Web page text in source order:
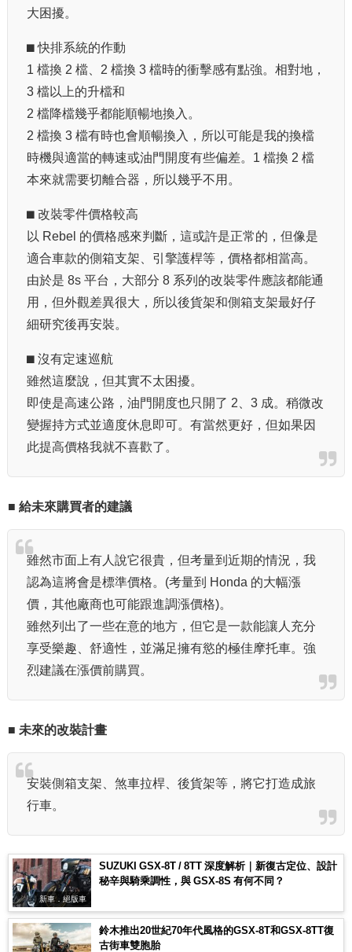
大困擾。
⬛︎ 快排系統的作動
1 檔換 2 檔、2 檔換 3 檔時的衝擊感有點強。相對地，
3 檔以上的升檔和
2 檔降檔幾乎都能順暢地換入。
2 檔換 3 檔有時也會順暢換入，所以可能是我的換檔
時機與適當的轉速或油門開度有些偏差。1 檔換 2 檔
本來就需要切離合器，所以幾乎不用。
⬛︎ 改裝零件價格較高
以 Rebel 的價格感來判斷，這或許是正常的，但像是
適合車款的側箱支架、引擎護桿等，價格都相當高。
由於是 8s 平台，大部分 8 系列的改裝零件應該都能通
用，但外觀差異很大，所以後貨架和側箱支架最好仔
細研究後再安裝。
⬛︎ 沒有定速巡航
雖然這麼說，但其實不太困擾。
即使是高速公路，油門開度也只開了 2、3 成。稍微改
變握持方式並適度休息即可。有當然更好，但如果因
此提高價格我就不喜歡了。
■ 給未來購買者的建議
雖然市面上有人說它很貴，但考量到近期的情況，我
認為這將會是標準價格。(考量到 Honda 的大幅漲
價，其他廠商也可能跟進調漲價格)。
雖然列出了一些在意的地方，但它是一款能讓人充分
享受樂趣、舒適性，並滿足擁有慾的極佳摩托車。強
烈建議在漲價前購買。
■ 未來的改裝計畫
安裝側箱支架、煞車拉桿、後貨架等，將它打造成旅
行車。
新車．絕版車
SUZUKI GSX-8T / 8TT 深度解析｜新復古定位、設計
秘辛與騎乘調性，與 GSX-8S 有何不同？
鈴木推出20世紀70年代風格的GSX-8T和GSX-8TT復
古街車雙胞胎